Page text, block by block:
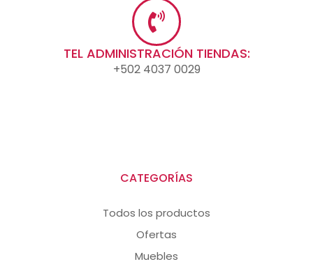
TEL ADMINISTRACIÓN TIENDAS:
+502 4037 0029
CATEGORÍAS
Todos los productos
Ofertas
Muebles